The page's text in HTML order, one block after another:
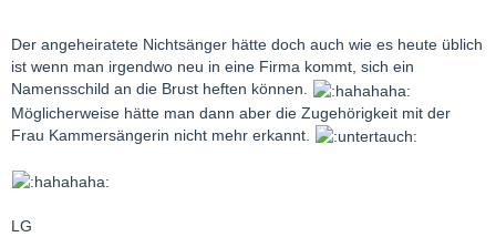
Der angeheiratete Nichtsänger hätte doch auch wie es heute üblich
ist wenn man irgendwo neu in eine Firma kommt, sich ein
Namensschild an die Brust heften können.
Möglicherweise hätte man dann aber die Zugehörigkeit mit der
Frau Kammersängerin nicht mehr erkannt.
LG